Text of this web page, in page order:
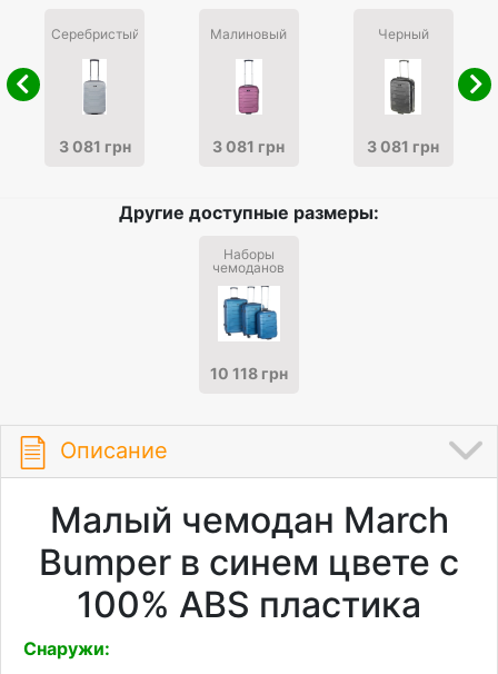
Серебристый
3 081 грн
Малиновый
3 081 грн
Черный
3 081 грн
Другие доступные размеры:
Наборы
чемоданов
10 118 грн
Описание
Малый чемодан March
Bumper в синем цвете с
100% ABS пластика
Снаружи: